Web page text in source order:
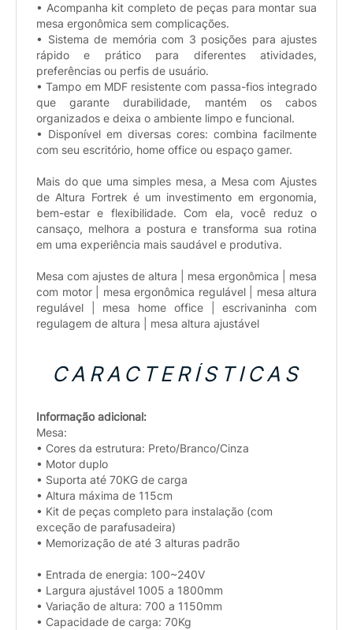
• Acompanha kit completo de peças para montar sua
mesa ergonômica sem complicações.
• Sistema de memória com 3 posições para ajustes
rápido e prático para diferentes atividades,
preferências ou perfis de usuário.
• Tampo em MDF resistente com passa-fios integrado
que garante durabilidade, mantém os cabos
organizados e deixa o ambiente limpo e funcional.
• Disponível em diversas cores: combina facilmente
com seu escritório, home office ou espaço gamer.
Mais do que uma simples mesa, a Mesa com Ajustes
de Altura Fortrek é um investimento em ergonomia,
bem-estar e flexibilidade. Com ela, você reduz o
cansaço, melhora a postura e transforma sua rotina
em uma experiência mais saudável e produtiva.
Mesa com ajustes de altura | mesa ergonômica | mesa
com motor | mesa ergonômica regulável | mesa altura
regulável | mesa home office | escrivaninha com
regulagem de altura | mesa altura ajustável
CARACTERÍSTICAS
Informação adicional:
Mesa:
• Cores da estrutura: Preto/Branco/Cinza
• Motor duplo
• Suporta até 70KG de carga
• Altura máxima de 115cm
• Kit de peças completo para instalação (com
exceção de parafusadeira)
• Memorização de até 3 alturas padrão
• Entrada de energia: 100~240V
• Largura ajustável 1005 a 1800mm
• Variação de altura: 700 a 1150mm
• Capacidade de carga: 70Kg